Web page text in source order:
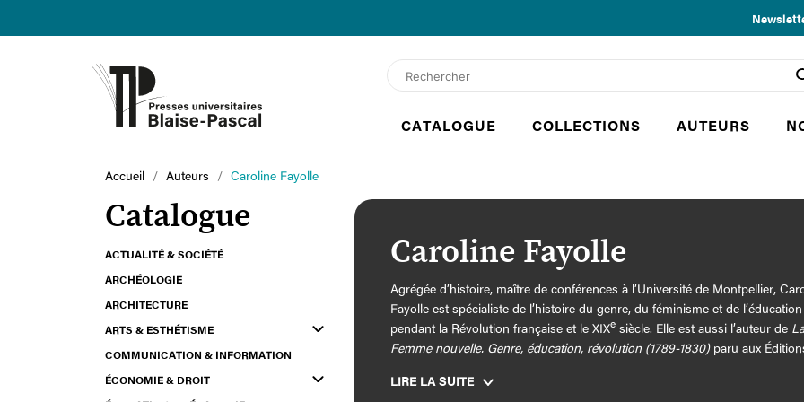
CATALOGUE COLLECTIONS AUTEURS
Accueil Auteurs Caroline Fayolle
Catalogue
ACTUALITÉ & SOCIÉTÉ
ARCHÉOLOGIE
ARCHITECTURE
ARTS & ESTHÉTISME
COMMUNICATION & INFORMATION
ÉCONOMIE & DROIT
Caroline Fayolle
Agrégée d’histoire, maître de conférences à l’Université de Montpellier,
Fayolle est spécialiste de l’histoire du genre, du féminisme et de l’éducation
pendant la Révolution française et le XIXesiècle. Elle est aussi l’auteur de La
Femme nouvelle. Genre, éducation, révolution (1789-1830)paru aux
LIRE LA SUITE